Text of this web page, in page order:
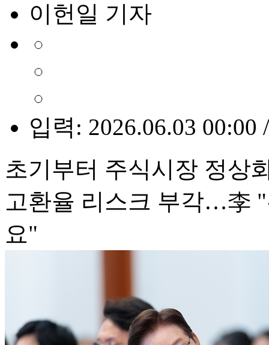
이헌일 기자
입력: 2026.06.03 00:00
초기부터 주식시장 정상
고환율 리스크 부각…李
요"